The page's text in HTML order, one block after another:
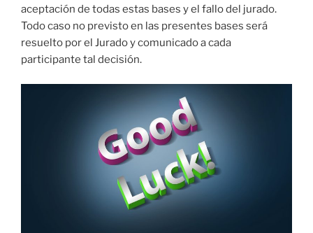
aceptación de todas estas bases y el fallo del jurado.
Todo caso no previsto en las presentes bases será
resuelto por el Jurado y comunicado a cada
participante tal decisión.